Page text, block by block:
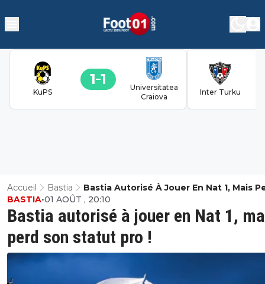
KuPS
1 1
Universitatea
Craiova
Inter Turku
Accueil Bastia
Bastia Autorisé À Jouer En Nat 1, Mais
Son Statut Pro !
Bastia autorisé à jouer en Nat 1,
perd son statut pro !
BASTIA•01 AOÛT , 20:10